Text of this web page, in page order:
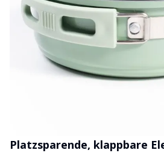
Platzsparende, klappbare